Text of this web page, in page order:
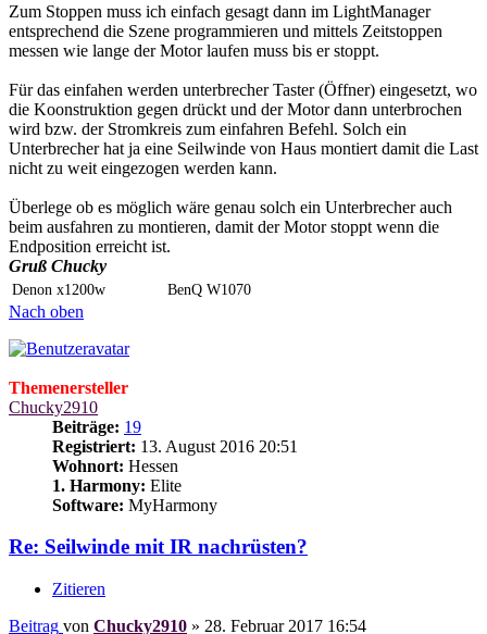
Zum Stoppen muss ich einfach gesagt dann im LightManager
entsprechend die Szene programmieren und mittels Zeitstoppen
messen wie lange der Motor laufen muss bis er stoppt.
Für das einfahen werden unterbrecher Taster (Öffner) eingesetzt, wo
die Koonstruktion gegen drückt und der Motor dann unterbrochen
wird bzw. der Stromkreis zum einfahren Befehl. Solch ein
Unterbrecher hat ja eine Seilwinde von Haus montiert damit die Last
nicht zu weit eingezogen werden kann.
Überlege ob es möglich wäre genau solch ein Unterbrecher auch
beim ausfahren zu montieren, damit der Motor stoppt wenn die
Endposition erreicht ist.
Gruß Chucky
Denon x1200w BenQ W1070
Nach oben
Themenersteller
Chucky2910
Beiträge: 19
Registriert: 13. August 2016 20:51
Wohnort: Hessen
1. Harmony: Elite
Software: MyHarmony
Re: Seilwinde mit IR nachrüsten?
Zitieren
Beitrag von Chucky2910 » 28. Februar 2017 16:54